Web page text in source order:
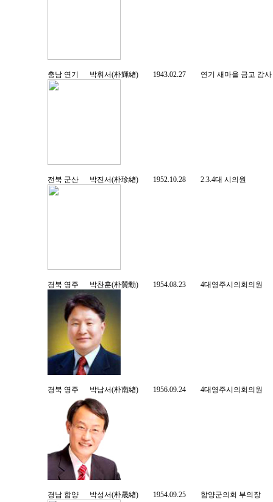
충남 연기 박휘서(朴輝緖) 1943.02.27 연기 새마을 금고
전북 군산 박진서(朴珍緖) 1952.10.28 2.3.4대 시의원
경북 영주 박찬훈(朴贊勳) 1954.08.23 4대영주시의회의
경북 영주 박남서(朴南緖) 1956.09.24 4대영주시의회의
경남 함양 박성서(朴晟緖) 1954.09.25 함양군의회 부의